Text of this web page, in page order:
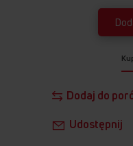
Dodaj do
Udostępnij